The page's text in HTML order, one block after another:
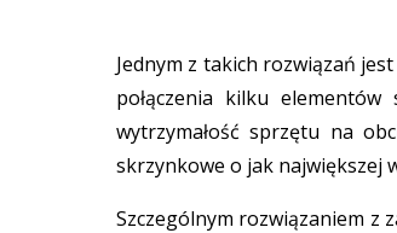
Jednym z takich rozwiązań
połączenia kilku
wytrzymałość sprzętu na
skrzynkowe o jak największej
Szczególnym rozwiązaniem z